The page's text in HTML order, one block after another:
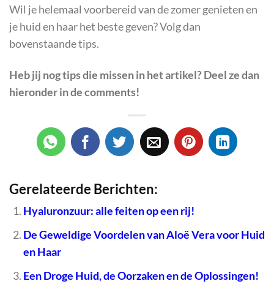
Wil je helemaal voorbereid van de zomer genieten en
je huid en haar het beste geven? Volg dan
bovenstaande tips.
Heb jij nog tips die missen in het artikel? Deel ze dan
hieronder in de comments!
Gerelateerde Berichten:
Hyaluronzuur: alle feiten op een rij!
De Geweldige Voordelen van Aloë Vera voor Huid
en Haar
Een Droge Huid, de Oorzaken en de Oplossingen!